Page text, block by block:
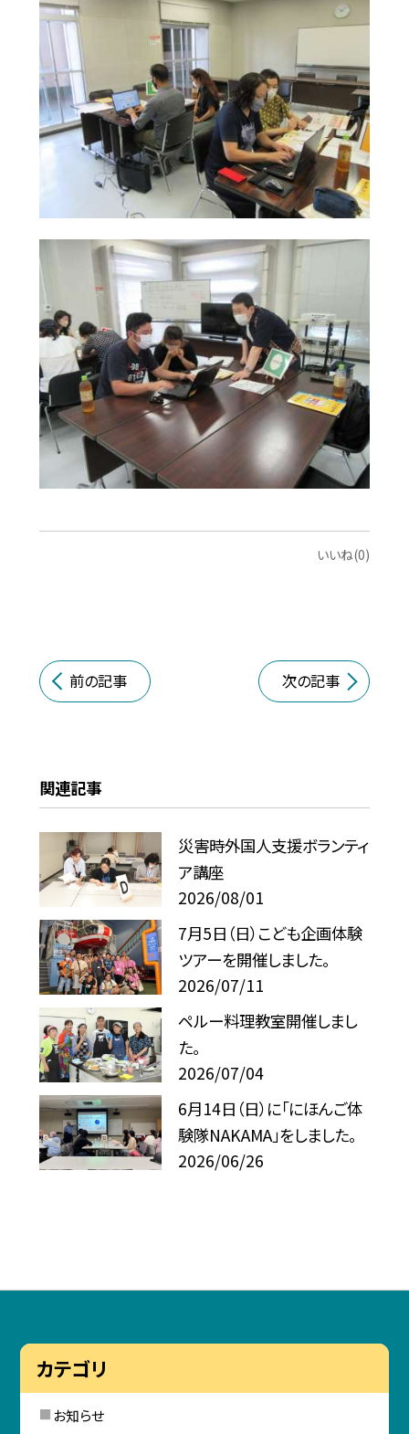
いいね(0)
前の記事 次の記事
関連記事
災害時外国人支援ボランティ
ア講座
2026/08/01
7月5日（日）こども企画体験
ツアーを開催しました。
2026/07/11
ペルー料理教室開催しまし
た。
2026/07/04
6月14日（日）に「にほんご体
験隊NAKAMA」をしました。
2026/06/26
カテゴリ
お知らせ